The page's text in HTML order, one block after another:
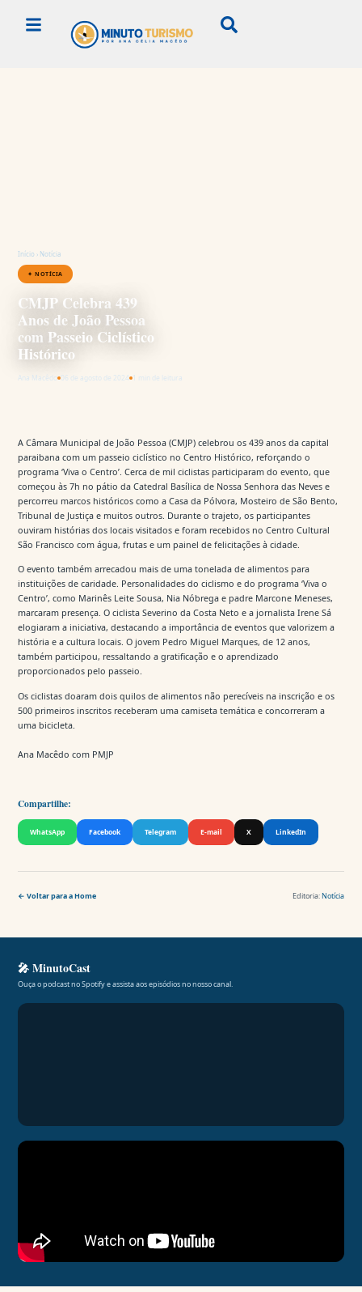
Início › Notícia
✦ NOTÍCIA
CMJP Celebra 439
Anos de João Pessoa
com Passeio Ciclístico
Histórico
Ana Macêdo 06 de agosto de 2024 1 min de leitura
A Câmara Municipal de João Pessoa (CMJP) celebrou os 439 anos da capital
paraibana com um passeio ciclístico no Centro Histórico, reforçando o
programa ‘Viva o Centro’. Cerca de mil ciclistas participaram do evento, que
começou às 7h no pátio da Catedral Basílica de Nossa Senhora das Neves e
percorreu marcos históricos como a Casa da Pólvora, Mosteiro de São Bento,
Tribunal de Justiça e muitos outros. Durante o trajeto, os participantes
ouviram histórias dos locais visitados e foram recebidos no Centro Cultural
São Francisco com água, frutas e um painel de felicitações à cidade.
O evento também arrecadou mais de uma tonelada de alimentos para
instituições de caridade. Personalidades do ciclismo e do programa ‘Viva o
Centro’, como Marinês Leite Sousa, Nia Nóbrega e padre Marcone Meneses,
marcaram presença. O ciclista Severino da Costa Neto e a jornalista Irene Sá
elogiaram a iniciativa, destacando a importância de eventos que valorizem a
história e a cultura locais. O jovem Pedro Miguel Marques, de 12 anos,
também participou, ressaltando a gratificação e o aprendizado
proporcionados pelo passeio.
Os ciclistas doaram dois quilos de alimentos não perecíveis na inscrição e os
500 primeiros inscritos receberam uma camiseta temática e concorreram a
uma bicicleta.
Ana Macêdo com PMJP
Compartilhe:
WhatsApp Facebook Telegram E-mail X LinkedIn
← Voltar para a Home Editoria:Notícia
🎤 MinutoCast
Ouça o podcast no Spotify e assista aos episódios no nosso canal.